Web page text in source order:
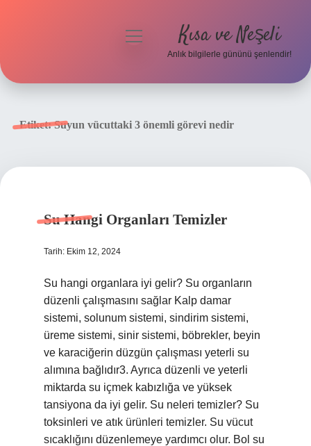
menüyü
Kısa ve Neşeli
Anlık bilgilerle gününü şenlendir!
Etiket:Suyun vücuttaki 3 önemli görevi nedir
Su Hangi Organları Temizler
Tarih: Ekim 12, 2024
Su hangi organlara iyi gelir? Su organların
düzenli çalışmasını sağlar Kalp damar
sistemi, solunum sistemi, sindirim sistemi,
üreme sistemi, sinir sistemi, böbrekler, beyin
ve karaciğerin düzgün çalışması yeterli su
alımına bağlıdır3. Ayrıca düzenli ve yeterli
miktarda su içmek kabızlığa ve yüksek
tansiyona da iyi gelir. Su neleri temizler? Su
toksinleri ve atık ürünleri temizler. Su vücut
sıcaklığını düzenlemeye yardımcı olur. Bol su